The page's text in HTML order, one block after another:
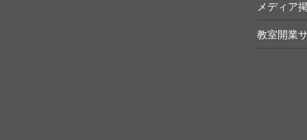
メディア
教室開業